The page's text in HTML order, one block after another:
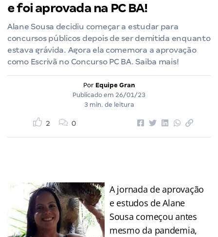
e foi aprovada na PC BA!
Alane Sousa decidiu começar a estudar para
concursos públicos depois de ser demitida enquanto
estava grávida. Agora ela comemora a aprovação
como Escrivã no Concurso PC BA. Saiba mais!
Por Equipe Gran
Publicado em 26/01/23
3 min. de leitura
2 0
A jornada de aprovação
e estudos de Alane
Sousa começou antes
mesmo da pandemia,